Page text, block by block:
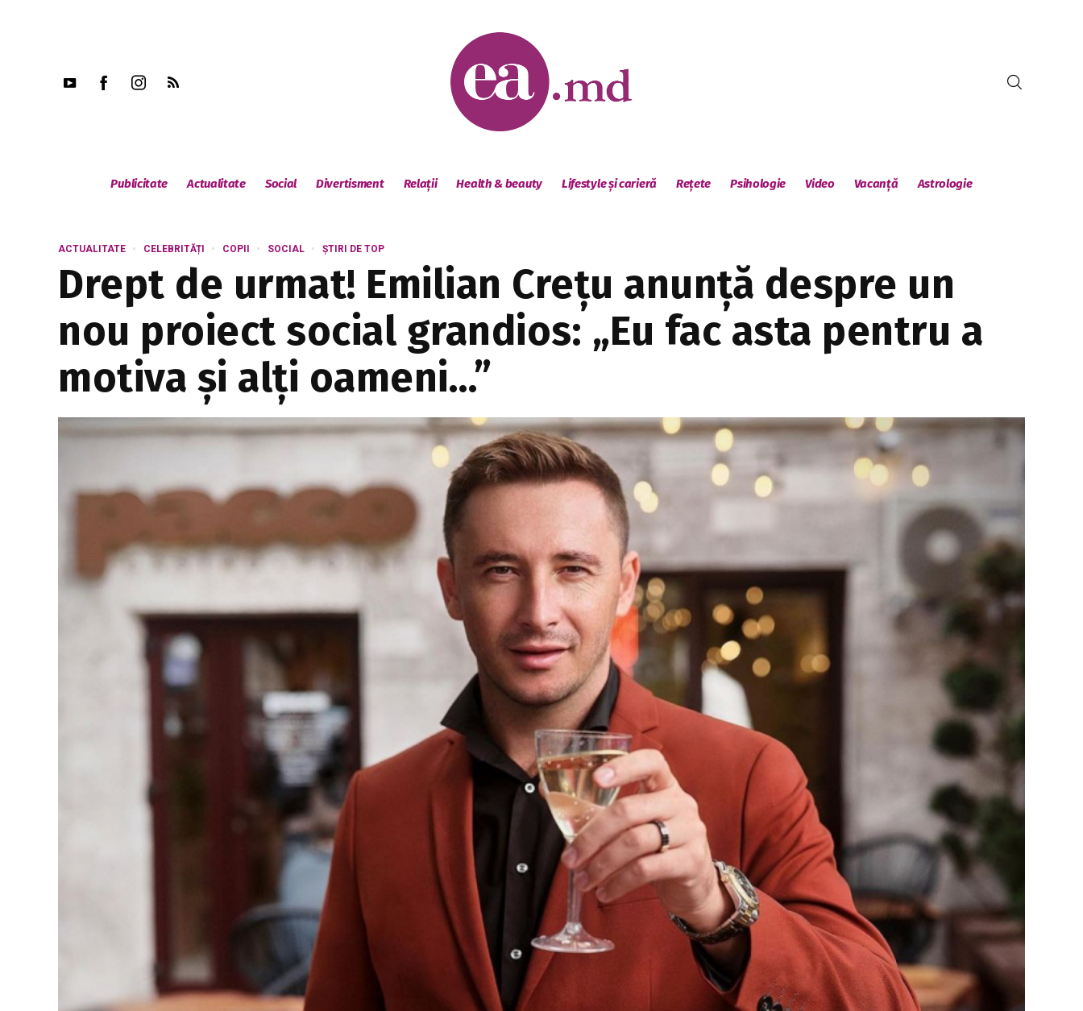
Publicitate Actualitate Social Divertisment Relații Health & beauty Lifestyle și carieră Rețete Psihologie Video Vacanță Astrologie
ACTUALITATE CELEBRITĂȚI COPII SOCIAL ȘTIRI DE TOP
Drept de urmat! Emilian Crețu anunță despre un
nou proiect social grandios: „Eu fac asta pentru a
motiva și alți oameni…”